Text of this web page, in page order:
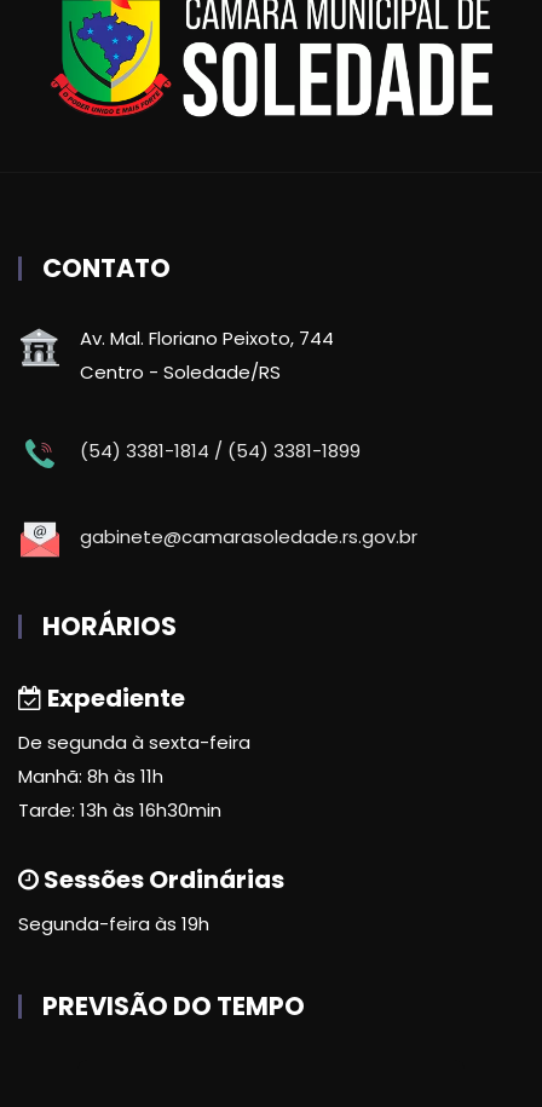
CONTATO
Av. Mal. Floriano Peixoto, 744
Centro - Soledade/RS
(54) 3381-1814 / (54) 3381-1899
gabinete@camarasoledade.rs.gov.br
HORÁRIOS
Expediente
De segunda à sexta-feira
Manhã: 8h às 11h
Tarde: 13h às 16h30min
Sessões Ordinárias
Segunda-feira às 19h
PREVISÃO DO TEMPO